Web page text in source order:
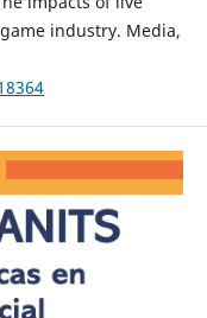
industry. Media,